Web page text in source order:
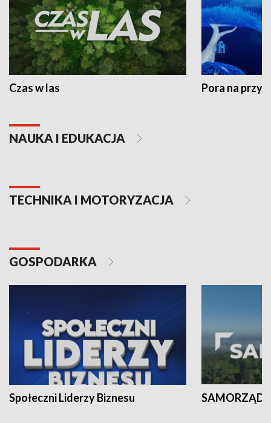
Czas w las Pora na
NAUKA I EDUKACJA
TECHNIKA I MOTORYZACJA
GOSPODARKA
Społeczni Liderzy Biznesu SAMORZĄD